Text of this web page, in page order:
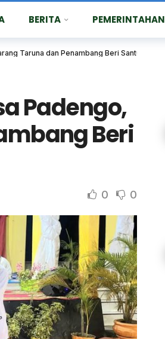
BERITA PEMERINTAHAN
Taruna dan Penambang Beri Santunan
Padengo,
Beri
0 0